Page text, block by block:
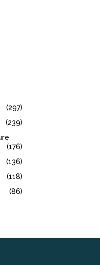
(297)
(239)
(176)
(136)
(118)
(86)